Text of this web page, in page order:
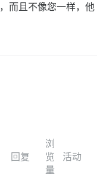
而且不像您一样，他
回复
浏
览
量
活动